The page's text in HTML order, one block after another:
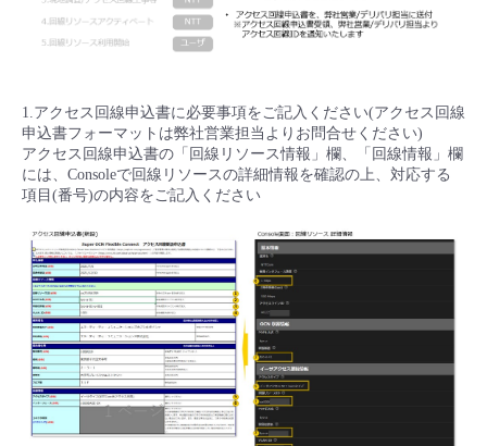
1.アクセス回線申込書に必要事項をご記入ください(アクセス回線
申込書フォーマットは弊社営業担当よりお問合せください)
アクセス回線申込書の「回線リソース情報」欄、「回線情報」欄
には、Consoleで回線リソースの詳細情報を確認の上、対応する
項目(番号)の内容をご記入ください